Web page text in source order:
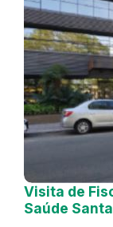
Visita de
Saúde